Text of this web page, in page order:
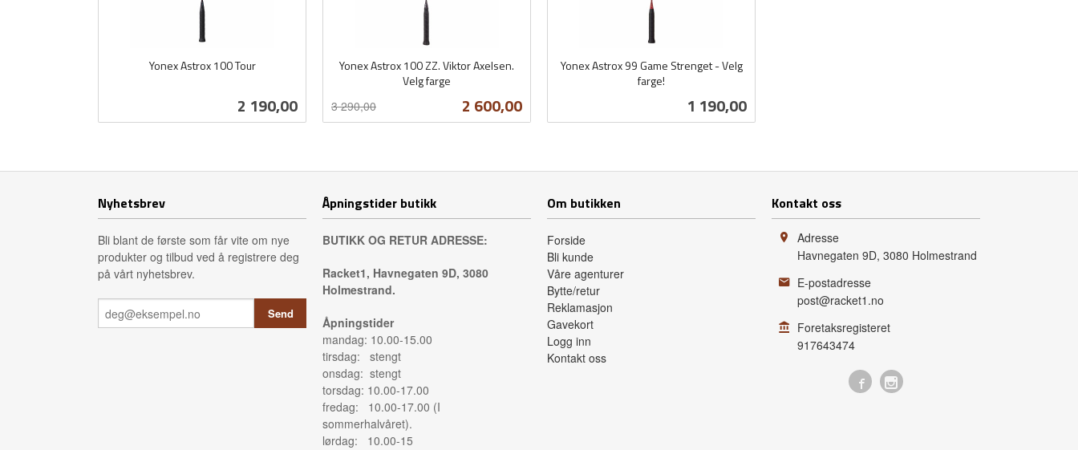
Yonex Astrox 100 Tour
Pris
2 190,00
Yonex Astrox 100 ZZ. Viktor Axelsen.
Velg farge
Tilbud
2 600,00
3 290,00
mva.
Yonex Astrox 99 Game Strenget - Velg
farge!
Pris
1 190,00
Nyhetsbrev
Bli blant de første som får vite om nye
produkter og tilbud ved å registrere deg
på vårt nyhetsbrev.
Åpningstider butikk
BUTIKK OG RETUR ADRESSE:
Racket1, Havnegaten 9D, 3080
Holmestrand.
Åpningstider
mandag: 10.00-15.00
tirsdag: stengt
onsdag: stengt
torsdag: 10.00-17.00
fredag: 10.00-17.00 (I
sommerhalvåret).
lørdag: 10.00-15
Om butikken
Forside
Bli kunde
Våre agenturer
Bytte/retur
Reklamasjon
Gavekort
Logg inn
Kontakt oss
Kontakt oss
Adresse
Havnegaten 9D, 3080 Holmestrand
E-postadresse
post@racket1.no
Foretaksregisteret
917643474